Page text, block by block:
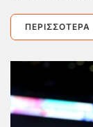
ΠΕΡΙΣΣΌΤΕΡΑ